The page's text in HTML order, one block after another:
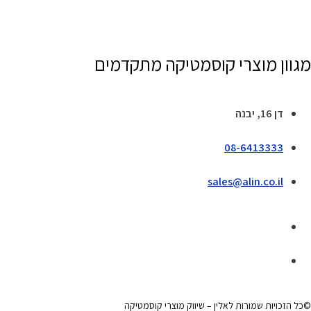
מגוון מוצרי קוסמטיקה מתקדמים
דן 16, יבנה
08-6413333
sales@alin.co.il
©כל הזכויות שמורות לאלין – שיווק מוצרי קוסמטיקה